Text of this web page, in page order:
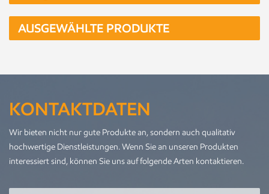
AUSGEWÄHLTE PRODUKTE
KONTAKTDATEN
Wir bieten nicht nur gute Produkte an, sondern auch qualitativ
hochwertige Dienstleistungen. Wenn Sie an unseren Produkten
interessiert sind, können Sie uns auf folgende Arten kontaktieren.